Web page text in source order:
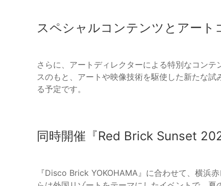
スペシャルコンテンツとアート
さらに、アートディレクターによる特別なコン
スのもと、アートや映像技術を駆使した新たな
る予定です。
同時開催『Red Brick Sunset
『Disco Brick YOKOHAMA』に合わせて、横浜